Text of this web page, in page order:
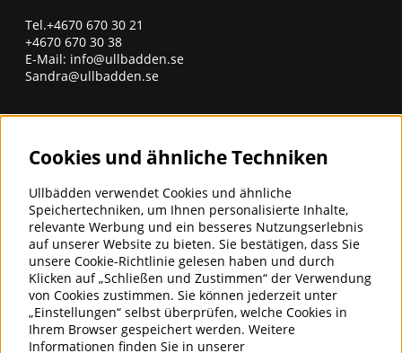
Tel.+4670 670 30 21
+4670 670 30 38
E-Mail: info@ullbadden.se
Sandra@ullbadden.se
Geben Sie unten Ihre E-Mail-Adresse ein, um Neuigkeiten
E-Mail für Newsletter eingeben
Abonnieren
ULLBÄDDEN - BETTWÄSCHE FÜR
GUTEN SCHLAF
Ullbädden AB ist ein Unternehmen,
das Bettwaren aus Kaschmir-,
Cookies und ähnliche Techniken
Ullbädden verwendet Cookies und ähnliche
Speichertechniken, um Ihnen personalisierte Inhalte,
relevante Werbung und ein besseres Nutzungserlebnis
auf unserer Website zu bieten. Sie bestätigen, dass Sie
unsere Cookie-Richtlinie gelesen haben und durch
Klicken auf „Schließen und Zustimmen“ der Verwendung
von Cookies zustimmen. Sie können jederzeit unter
„Einstellungen“ selbst überprüfen, welche Cookies in
Ihrem Browser gespeichert werden. Weitere
Informationen finden Sie in unserer